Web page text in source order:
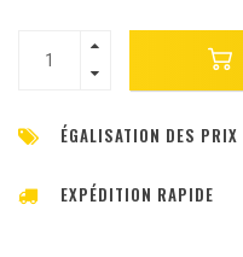
ÉGALISATION DES PRIX
EXPÉDITION RAPIDE